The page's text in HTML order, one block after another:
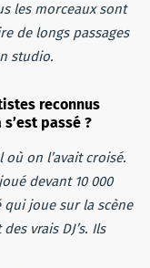
les morceaux sont
de longs passages
studio.
reconnus
passé ?
on l’avait croisé.
devant 10 000
joue sur la scène
vrais DJ’s. Ils